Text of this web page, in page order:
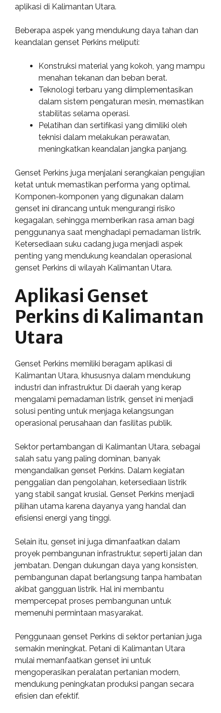
aplikasi di Kalimantan Utara.
Beberapa aspek yang mendukung daya tahan dan
keandalan genset Perkins meliputi:
Konstruksi material yang kokoh, yang mampu
menahan tekanan dan beban berat.
Teknologi terbaru yang diimplementasikan
dalam sistem pengaturan mesin, memastikan
stabilitas selama operasi.
Pelatihan dan sertifikasi yang dimiliki oleh
teknisi dalam melakukan perawatan,
meningkatkan keandalan jangka panjang.
Genset Perkins juga menjalani serangkaian pengujian
ketat untuk memastikan performa yang optimal.
Komponen-komponen yang digunakan dalam
genset ini dirancang untuk mengurangi risiko
kegagalan, sehingga memberikan rasa aman bagi
penggunanya saat menghadapi pemadaman listrik.
Ketersediaan suku cadang juga menjadi aspek
penting yang mendukung keandalan operasional
genset Perkins di wilayah Kalimantan Utara.
Aplikasi Genset
Perkins di Kalimantan
Utara
Genset Perkins memiliki beragam aplikasi di
Kalimantan Utara, khususnya dalam mendukung
industri dan infrastruktur. Di daerah yang kerap
mengalami pemadaman listrik, genset ini menjadi
solusi penting untuk menjaga kelangsungan
operasional perusahaan dan fasilitas publik.
Sektor pertambangan di Kalimantan Utara, sebagai
salah satu yang paling dominan, banyak
mengandalkan genset Perkins. Dalam kegiatan
penggalian dan pengolahan, ketersediaan listrik
yang stabil sangat krusial. Genset Perkins menjadi
pilihan utama karena dayanya yang handal dan
efisiensi energi yang tinggi.
Selain itu, genset ini juga dimanfaatkan dalam
proyek pembangunan infrastruktur, seperti jalan dan
jembatan. Dengan dukungan daya yang konsisten,
pembangunan dapat berlangsung tanpa hambatan
akibat gangguan listrik. Hal ini membantu
mempercepat proses pembangunan untuk
memenuhi permintaan masyarakat.
Penggunaan genset Perkins di sektor pertanian juga
semakin meningkat. Petani di Kalimantan Utara
mulai memanfaatkan genset ini untuk
mengoperasikan peralatan pertanian modern,
mendukung peningkatan produksi pangan secara
efisien dan efektif.